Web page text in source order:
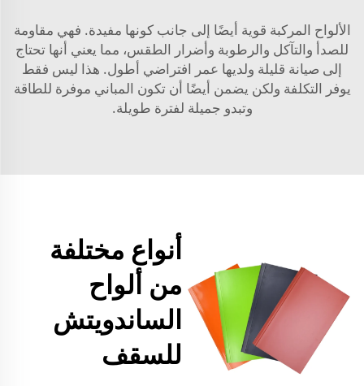
الألواح المركبة قوية أيضًا إلى جانب كونها مفيدة. فهي مقاومة
للصدأ والتآكل والرطوبة وأضرار الطقس، مما يعني أنها تحتاج
إلى صيانة قليلة ولديها عمر افتراضي أطول. هذا ليس فقط
يوفر التكلفة ولكن يضمن أيضًا أن تكون المباني موفرة للطاقة
وتبدو جميلة لفترة طويلة.
أنواع مختلفة
من ألواح
الساندويتش
للسقف